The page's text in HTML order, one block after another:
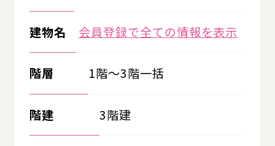
建物名 会員登録で全ての情報を表示
階層 1階～3階一括
階建 3階建